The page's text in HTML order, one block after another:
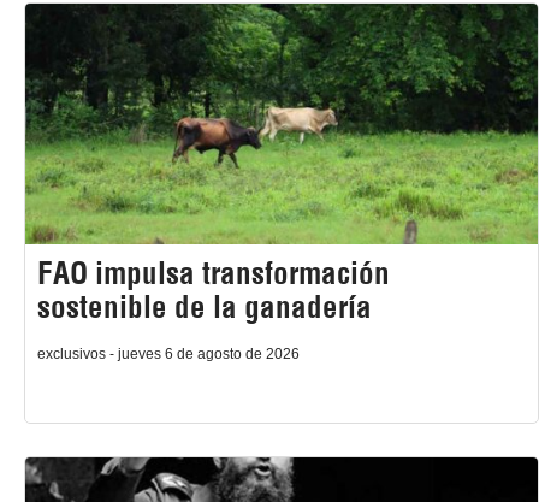
FAO impulsa transformación
sostenible de la ganadería
exclusivos - jueves 6 de agosto de 2026